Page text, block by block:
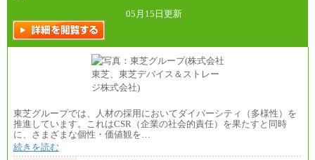
05月15日更新
東芝グループでは、人材の採用においてダイバーシティ（多様性）を
推進しています。これはCSR（企業の社会的責任）を果たすと同時
に、さまざまな個性・価値観を…
続きを読む